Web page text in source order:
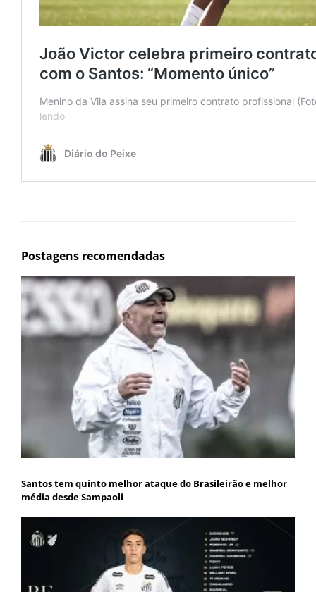
Postagens recomendadas
Santos tem quinto melhor ataque do Brasileirão e melhor
média desde Sampaoli